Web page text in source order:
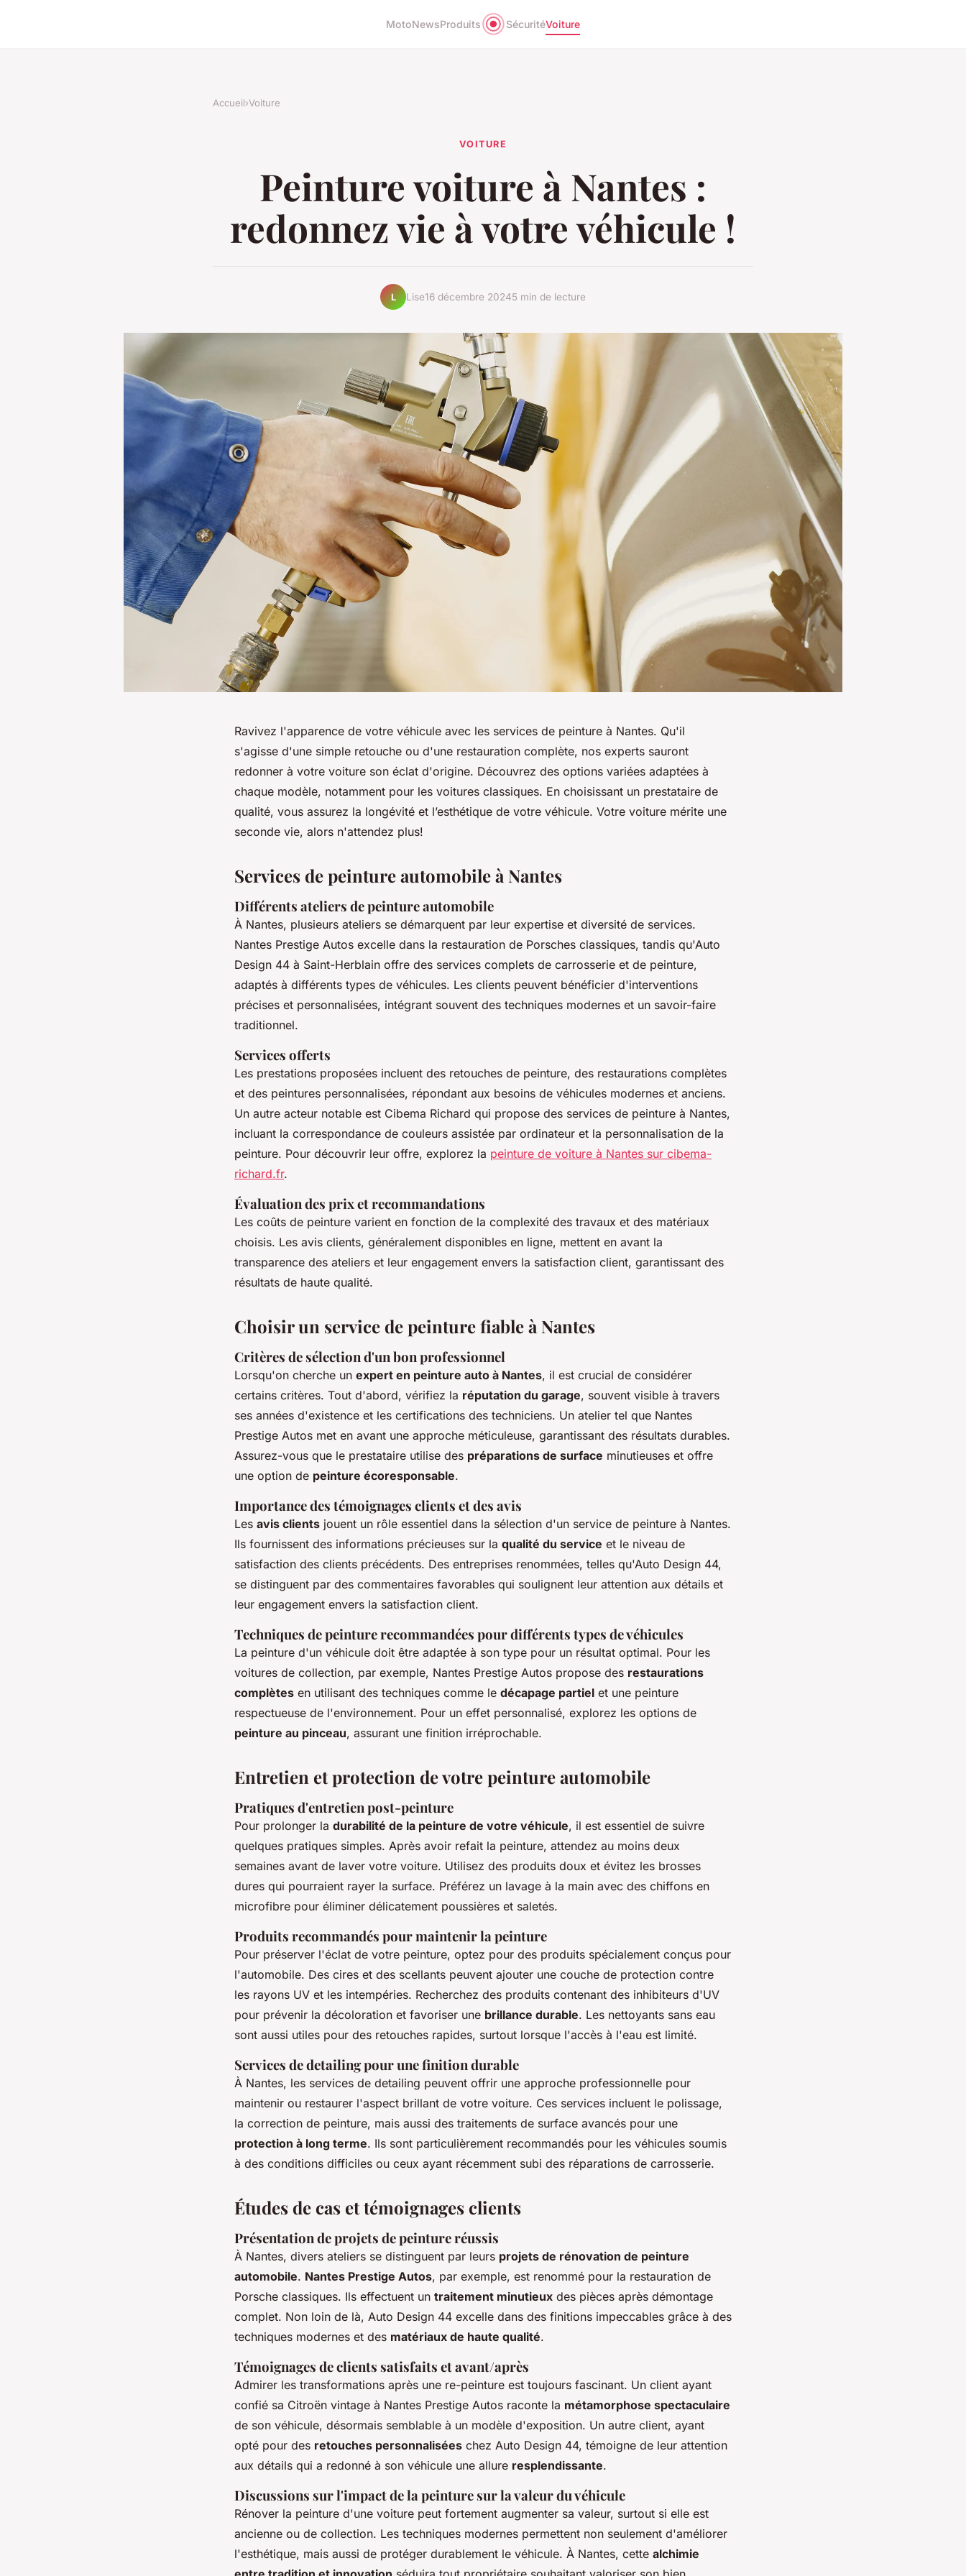
MotoNewsProduits SécuritéVoiture
Accueil›Voiture
VOITURE
Peinture voiture à Nantes :
redonnez vie à votre véhicule !
L Lise16 décembre 20245 min de lecture
Ravivez l'apparence de votre véhicule avec les services de peinture à Nantes. Qu'il
s'agisse d'une simple retouche ou d'une restauration complète, nos experts sauront
redonner à votre voiture son éclat d'origine. Découvrez des options variées adaptées à
chaque modèle, notamment pour les voitures classiques. En choisissant un prestataire de
qualité, vous assurez la longévité et l’esthétique de votre véhicule. Votre voiture mérite une
seconde vie, alors n'attendez plus!
Services de peinture automobile à Nantes
Différents ateliers de peinture automobile
À Nantes, plusieurs ateliers se démarquent par leur expertise et diversité de services.
Nantes Prestige Autos excelle dans la restauration de Porsches classiques, tandis qu'Auto
Design 44 à Saint-Herblain offre des services complets de carrosserie et de peinture,
adaptés à différents types de véhicules. Les clients peuvent bénéficier d'interventions
précises et personnalisées, intégrant souvent des techniques modernes et un savoir-faire
traditionnel.
Services offerts
Les prestations proposées incluent des retouches de peinture, des restaurations complètes
et des peintures personnalisées, répondant aux besoins de véhicules modernes et anciens.
Un autre acteur notable est Cibema Richard qui propose des services de peinture à Nantes,
incluant la correspondance de couleurs assistée par ordinateur et la personnalisation de la
peinture. Pour découvrir leur offre, explorez la peinture de voiture à Nantes sur cibema-
richard.fr.
Évaluation des prix et recommandations
Les coûts de peinture varient en fonction de la complexité des travaux et des matériaux
choisis. Les avis clients, généralement disponibles en ligne, mettent en avant la
transparence des ateliers et leur engagement envers la satisfaction client, garantissant des
résultats de haute qualité.
Choisir un service de peinture fiable à Nantes
Critères de sélection d'un bon professionnel
Lorsqu'on cherche un expert en peinture auto à Nantes, il est crucial de considérer
certains critères. Tout d'abord, vérifiez la réputation du garage, souvent visible à travers
ses années d'existence et les certifications des techniciens. Un atelier tel que Nantes
Prestige Autos met en avant une approche méticuleuse, garantissant des résultats durables.
Assurez-vous que le prestataire utilise des préparations de surface minutieuses et offre
une option de peinture écoresponsable.
Importance des témoignages clients et des avis
Les avis clients jouent un rôle essentiel dans la sélection d'un service de peinture à Nantes.
Ils fournissent des informations précieuses sur la qualité du service et le niveau de
satisfaction des clients précédents. Des entreprises renommées, telles qu'Auto Design 44,
se distinguent par des commentaires favorables qui soulignent leur attention aux détails et
leur engagement envers la satisfaction client.
Techniques de peinture recommandées pour différents types de véhicules
La peinture d'un véhicule doit être adaptée à son type pour un résultat optimal. Pour les
voitures de collection, par exemple, Nantes Prestige Autos propose des restaurations
complètes en utilisant des techniques comme le décapage partiel et une peinture
respectueuse de l'environnement. Pour un effet personnalisé, explorez les options de
peinture au pinceau, assurant une finition irréprochable.
Entretien et protection de votre peinture automobile
Pratiques d'entretien post-peinture
Pour prolonger la durabilité de la peinture de votre véhicule, il est essentiel de suivre
quelques pratiques simples. Après avoir refait la peinture, attendez au moins deux
semaines avant de laver votre voiture. Utilisez des produits doux et évitez les brosses
dures qui pourraient rayer la surface. Préférez un lavage à la main avec des chiffons en
microfibre pour éliminer délicatement poussières et saletés.
Produits recommandés pour maintenir la peinture
Pour préserver l'éclat de votre peinture, optez pour des produits spécialement conçus pour
l'automobile. Des cires et des scellants peuvent ajouter une couche de protection contre
les rayons UV et les intempéries. Recherchez des produits contenant des inhibiteurs d'UV
pour prévenir la décoloration et favoriser une brillance durable. Les nettoyants sans eau
sont aussi utiles pour des retouches rapides, surtout lorsque l'accès à l'eau est limité.
Services de detailing pour une finition durable
À Nantes, les services de detailing peuvent offrir une approche professionnelle pour
maintenir ou restaurer l'aspect brillant de votre voiture. Ces services incluent le polissage,
la correction de peinture, mais aussi des traitements de surface avancés pour une
protection à long terme. Ils sont particulièrement recommandés pour les véhicules soumis
à des conditions difficiles ou ceux ayant récemment subi des réparations de carrosserie.
Études de cas et témoignages clients
Présentation de projets de peinture réussis
À Nantes, divers ateliers se distinguent par leurs projets de rénovation de peinture
automobile. Nantes Prestige Autos, par exemple, est renommé pour la restauration de
Porsche classiques. Ils effectuent un traitement minutieux des pièces après démontage
complet. Non loin de là, Auto Design 44 excelle dans des finitions impeccables grâce à des
techniques modernes et des matériaux de haute qualité.
Témoignages de clients satisfaits et avant/après
Admirer les transformations après une re-peinture est toujours fascinant. Un client ayant
confié sa Citroën vintage à Nantes Prestige Autos raconte la métamorphose spectaculaire
de son véhicule, désormais semblable à un modèle d'exposition. Un autre client, ayant
opté pour des retouches personnalisées chez Auto Design 44, témoigne de leur attention
aux détails qui a redonné à son véhicule une allure resplendissante.
Discussions sur l'impact de la peinture sur la valeur du véhicule
Rénover la peinture d'une voiture peut fortement augmenter sa valeur, surtout si elle est
ancienne ou de collection. Les techniques modernes permettent non seulement d'améliorer
l'esthétique, mais aussi de protéger durablement le véhicule. À Nantes, cette alchimie